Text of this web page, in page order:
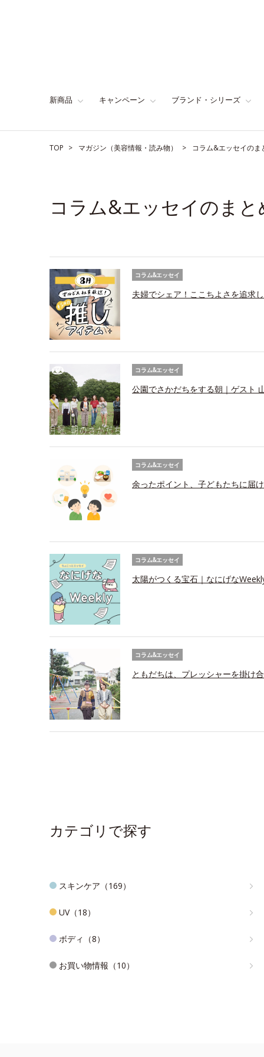
新商品 キャンペーン ブランド・シリーズ
TOP マガジン（美容情報・読み物） コラム&エッセイのま
コラム&エッセイのまと
コラム&エッセイ
夫婦でシェア！ここちよさを追求
コラム&エッセイ
公園でさかだちをする朝｜ゲスト
コラム&エッセイ
余ったポイント、子どもたちに届
コラム&エッセイ
太陽がつくる宝石｜なにげな
コラム&エッセイ
ともだちは、プレッシャーを掛け
カテゴリで探す
スキンケア（169）
UV（18）
ボディ（8）
お買い物情報（10）